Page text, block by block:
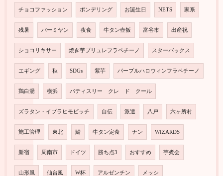
チョコファッション ポンデリング お誕生日 NETS 家系
残暑 バーミヤン 夜食 牛タン壺飯 富谷市 出産祝
ショコリキサー 焼き芋ブリュレフラペチーノ スターバックス
エギング 秋 SDGs 紫芋 パープルハロウィンフラペチーノ
鶏白湯 横浜 パティスリー クレ ド クール
ズラタン・イブラヒモビッチ 自伝 派遣 八戸 六ヶ所村
施工管理 東北 鯖 牛タン定食 ナン WIZARDS
新宿 周南市 ドイツ 勝ち点3 おすすめ 芋煮会
山形風 仙台風 W杯 アルゼンチン メッシ